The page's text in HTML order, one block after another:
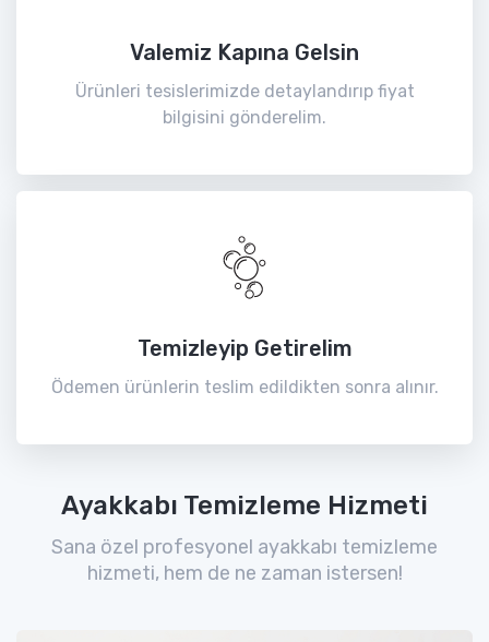
Valemiz Kapına Gelsin
Ürünleri tesislerimizde detaylandırıp fiyat
bilgisini gönderelim.
Temizleyip Getirelim
Ödemen ürünlerin teslim edildikten sonra alınır.
Ayakkabı Temizleme Hizmeti
Sana özel profesyonel ayakkabı temizleme
hizmeti, hem de ne zaman istersen!